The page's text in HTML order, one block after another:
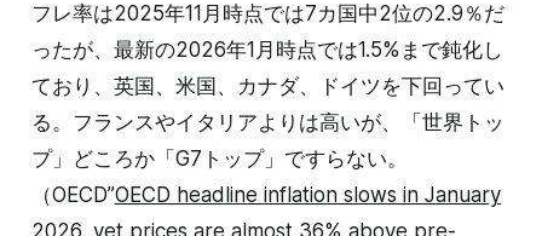
フレ率は2025年11月時点では7カ国中2位の2.9％だ
ったが、最新の2026年1月時点では1.5%まで鈍化し
ており、英国、米国、カナダ、ドイツを下回ってい
る。フランスやイタリアよりは高いが、「世界トッ
プ」どころか「G7トップ」ですらない。
（OECD”OECD headline inflation slows in January